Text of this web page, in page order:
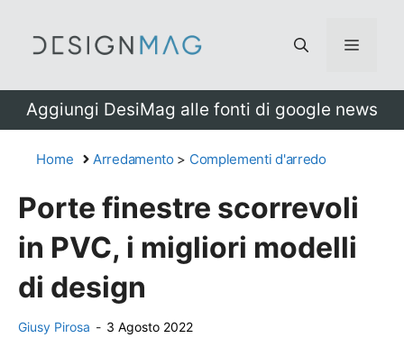
Menu
Aggiungi DesiMag alle fonti di google news
Home Arredamento > Complementi d'arredo
Porte finestre scorrevoli
in PVC, i migliori modelli
di design
Giusy Pirosa - 3 Agosto 2022